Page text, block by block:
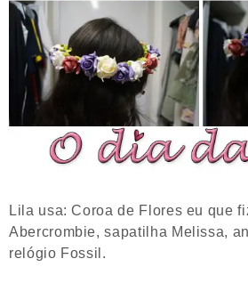
Lila usa: Coroa de Flores eu que
Abercrombie, sapatilha Melissa,
relógio Fossil.